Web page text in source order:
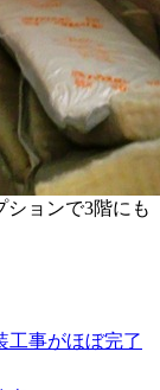
ションで3階にも